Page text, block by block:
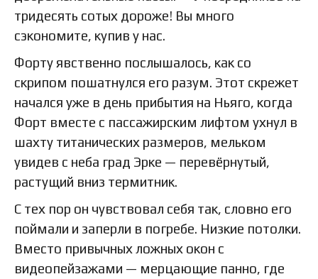
тридесять сотых дороже! Вы много
сэкономите, купив у нас.
Форту явственно послышалось, как со
скрипом пошатнулся его разум. Этот скрежет
начался уже в день прибытия на Ньяго, когда
Форт вместе с пассажирским лифтом ухнул в
шахту титанических размеров, мельком
увидев с неба град Эрке — перевёрнутый,
растущий вниз термитник.
С тех пор он чувствовал себя так, словно его
поймали и заперли в погребе. Низкие потолки.
Вместо привычных ложных окон с
видеопейзажами — мерцающие панно, где